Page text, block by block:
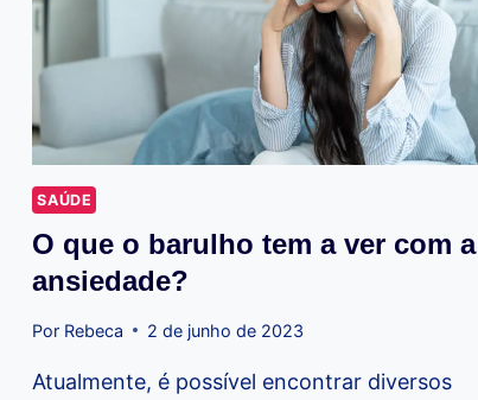
SAÚDE
O que o barulho tem a ver com a
ansiedade?
Por Rebeca 2 de junho de 2023
Atualmente, é possível encontrar diversos